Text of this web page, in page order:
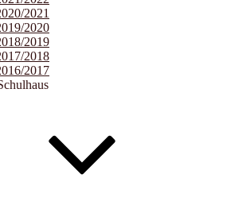
2021
2020
2019
2018
2017